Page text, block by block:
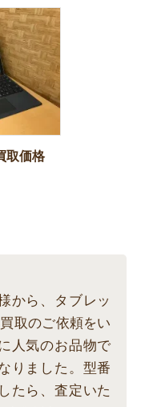
取価格
から、タブレッ
取のご依頼をい
人気のお品物で
りました。型番
たら、査定いた